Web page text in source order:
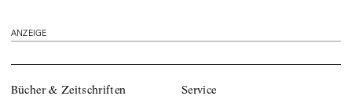
ANZEIGE
Bücher & Zeitschriften Service